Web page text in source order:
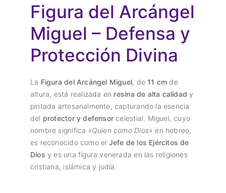
Figura del Arcángel
Miguel – Defensa y
Protección Divina
La Figura del Arcángel Miguel, de11 cm de
altura, está realizada en resina de alta calidad y
pintada artesanalmente, capturando la esencia
del protector y defensor celestial. Miguel, cuyo
nombre significa «Quien como Dios» en hebreo,
es reconocido como el Jefe de los Ejércitos de
Dios y es una figura venerada en las religiones
cristiana, islámica y judía.